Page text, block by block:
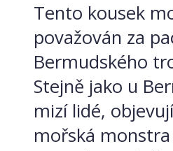
Tento kousek
považován za
Bermudského
Stejně jako u
mizí lidé,
mořská monstra